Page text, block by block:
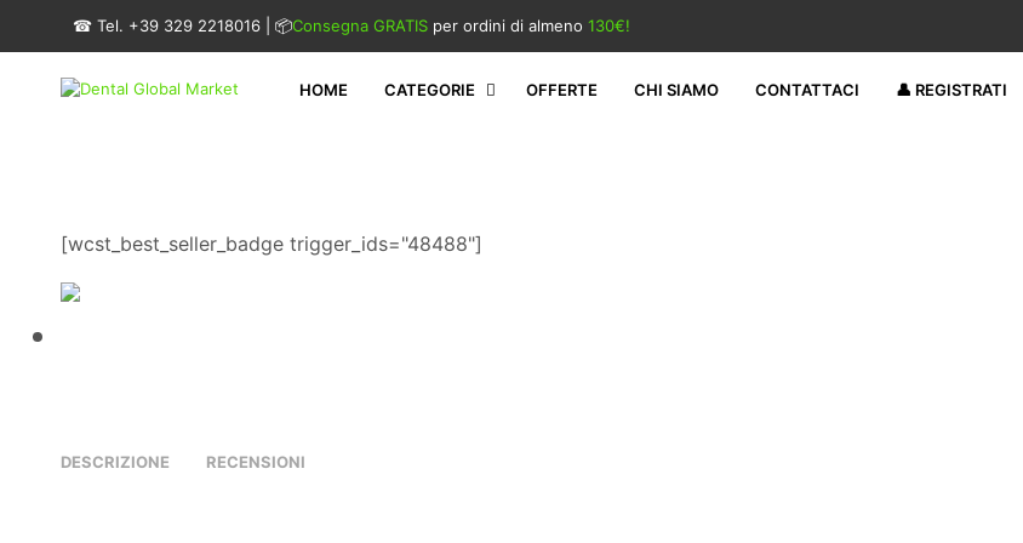
☎ Tel. +39 329 2218016 | 📦Consegna GRATIS per ordini di almeno 130€!
HOME CATEGORIE OFFERTE CHI SIAMO CONTATTACI 👤 REGISTRATI
[wcst_best_seller_badge trigger_ids="48488"]
DESCRIZIONE RECENSIONI